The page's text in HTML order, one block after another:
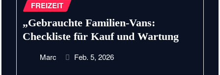
FREIZEIT
„Gebrauchte Familien-Vans:
Checkliste für Kauf und Wartung
Marc Feb. 5, 2026